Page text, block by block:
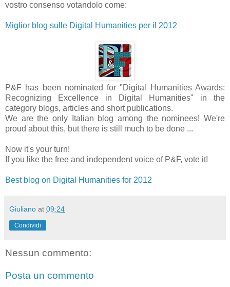
vostro consenso votandolo come:
Miglior blog sulle Digital Humanities per il 2012
P&F has been nominated for "Digital Humanities Awards:
Recognizing Excellence in Digital Humanities" in the
category blogs, articles and short publications.
We are the only Italian blog among the nominees! We're
proud about this, but there is still much to be done ...
Now it's your turn!
If you like the free and independent voice of P&F, vote it!
Best blog on Digital Humanities for 2012
Giuliano at 09:24
Condividi
Nessun commento:
Posta un commento